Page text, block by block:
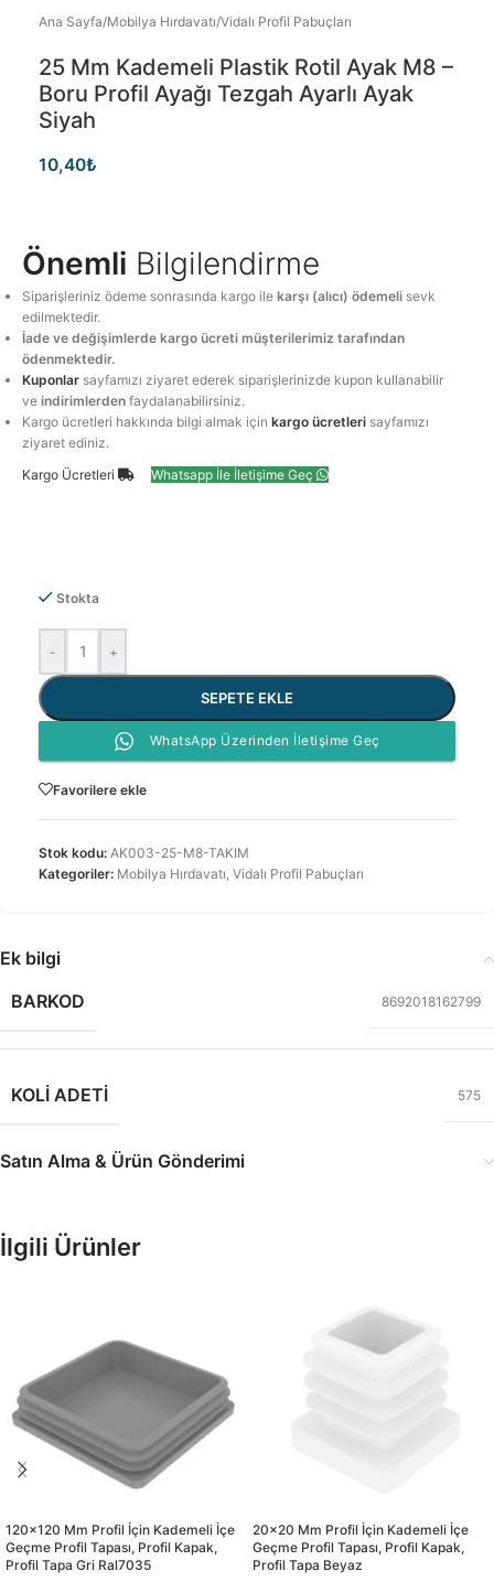
Ana Sayfa/Mobilya Hırdavatı/Vidalı Profil Pabuçları
25 Mm Kademeli Plastik Rotil Ayak M8 –
Boru Profil Ayağı Tezgah Ayarlı Ayak
Siyah
10,40₺
Önemli Bilgilendirme
Siparişleriniz ödeme sonrasında kargo ilekarşı (alıcı) ödemeli sevk
edilmektedir.
İade ve değişimlerde kargo ücreti müşterilerimiz tarafından
ödenmektedir.
Kuponlar sayfamızı ziyaret ederek siparişlerinizde kupon kullanabilir
veindirimlerden faydalanabilirsiniz.
Kargo ücretleri hakkında bilgi almak içinkargo ücretleri sayfamızı
ziyaret ediniz.
Kargo Ücretleri
Whatsapp İle İletişime Geç
Stokta
- +
SEPETE EKLE
WhatsApp Üzerinden İletişime Geç
Favorilere ekle
Stok kodu: AK003-25-M8-TAKIM
Kategoriler: Mobilya Hırdavatı, Vidalı Profil Pabuçları
Ek bilgi
BARKOD
8692018162799
KOLI ADETI 575
Satın Alma & Ürün Gönderimi
İlgili Ürünler
120×120 Mm Profil İçin Kademeli İçe
Geçme Profil Tapası, Profil Kapak,
Profil Tapa Gri Ral7035
20×20 Mm Profil İçin Kademeli İçe
Geçme Profil Tapası, Profil Kapak,
Profil Tapa Beyaz